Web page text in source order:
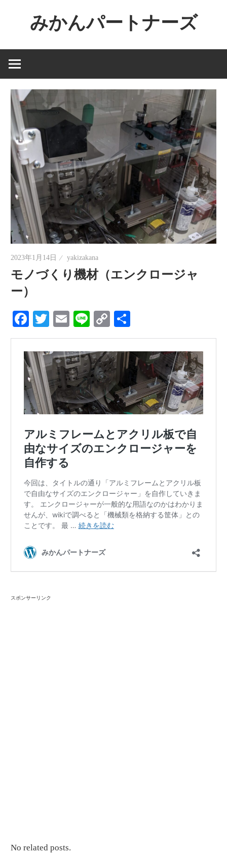
ン
へ
みかんパートナーズ
ー
ジ
ャ
ン
ル
で
役
に
立
た
な
い
情
を
世
界
へ
発
信
2023年1月14日 yakizakana
モノづくり機材（エンクロージャ
ー）
Facebook
Twitter
EmailLineCopy
Link
有
スポンサーリンク
No related posts.